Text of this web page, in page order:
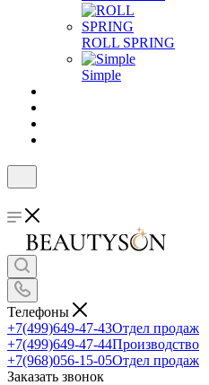
ROLL SPRING
Simple
Телефоны
+7(499)649-47-43Отдел продаж
+7(499)649-47-44Производство
+7(968)056-15-05Отдел продаж
Заказать звонок